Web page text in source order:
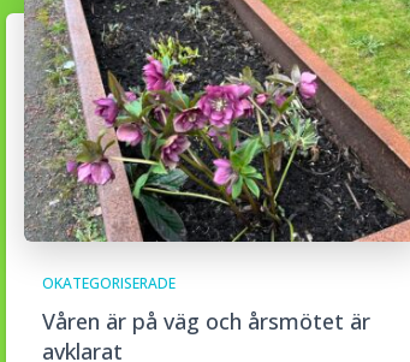
OKATEGORISERADE
Våren är på väg och årsmötet är
avklarat